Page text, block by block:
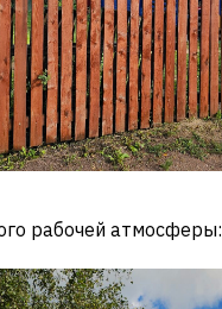
рабочей атмосферы: